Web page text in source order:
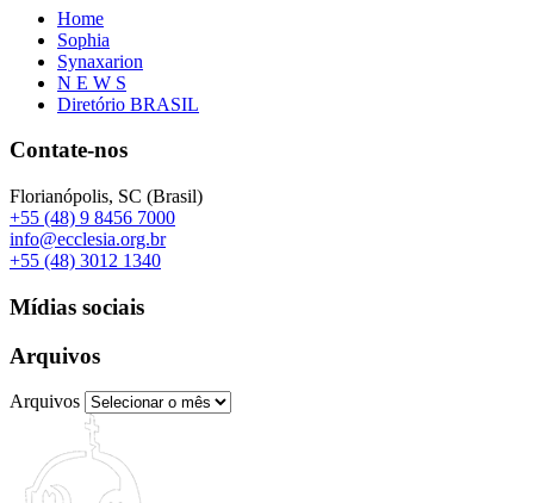
Home
Sophia
Synaxarion
N E W S
Diretório BRASIL
Contate-nos
Florianópolis, SC (Brasil)
+55 (48) 9 8456 7000
info@ecclesia.org.br
+55 (48) 3012 1340
Mídias sociais
Arquivos
Arquivos